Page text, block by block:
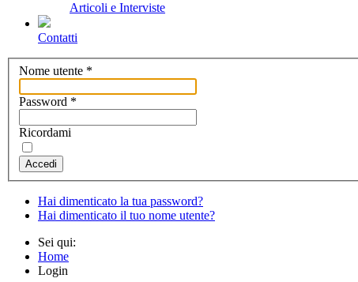
Articoli e Interviste
Contatti
Nome utente *
Password *
Ricordami
Accedi
Hai dimenticato la tua password?
Hai dimenticato il tuo nome utente?
Sei qui:
Home
Login